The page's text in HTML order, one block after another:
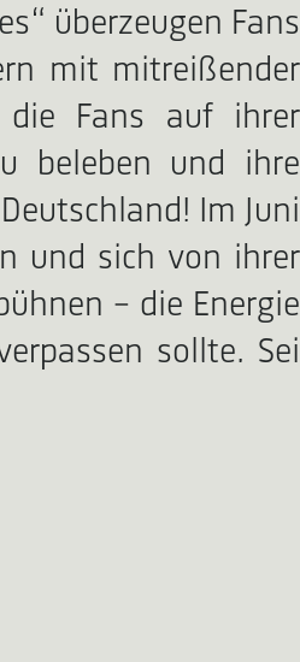
überzeugen Fans
mit mitreißender
die Fans auf ihrer
beleben und ihre
Im Juni
und sich von ihrer
– die Energie
sollte. Sei